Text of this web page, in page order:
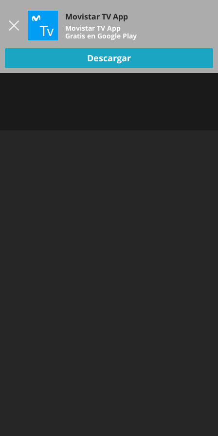
TV EN VIVO
Movistar TV App
Movistar TV App
Gratis en Google Play
Descargar